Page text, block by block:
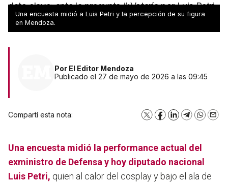
dato clave: ante la pregunta “¿Votaría por Luis Petri
para gobernador?".
Una encuesta midió a Luis Petri y la percepción de su figura
en Mendoza.
Por El Editor Mendoza
Publicado el 27 de mayo de 2026 a las 09:45
Compartí esta nota: X Facebook
LinkedInTelegram
Una encuesta midió la performance actual del
exministro de Defensa y hoy diputado nacional
Luis Petri, quien al calor del cosplay y bajo el ala de